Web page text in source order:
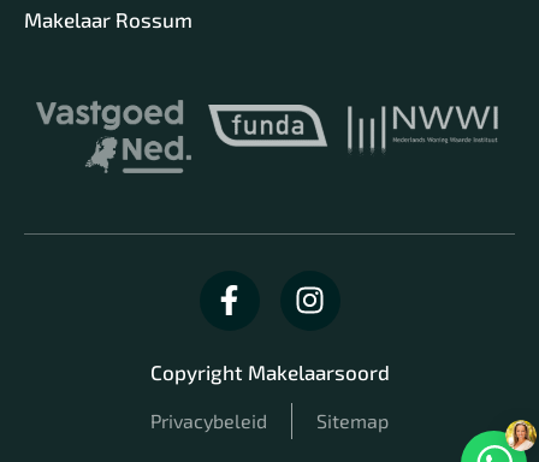
Makelaar Rossum
Copyright Makelaarsoord
Privacybeleid Sitemap